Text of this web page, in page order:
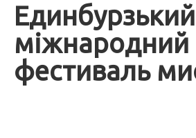
Единбурзький
міжнародний
фестиваль